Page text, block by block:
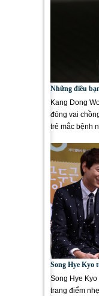
Những điều
Kang Dong
đóng vai
trẻ mắc bệnh
Song Hye Kyo
Song Hye
trang điểm